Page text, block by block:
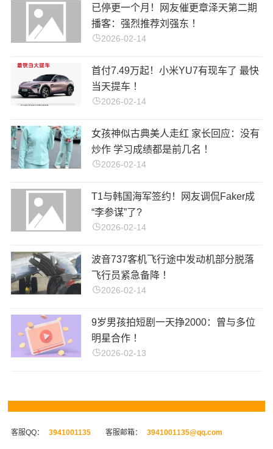
已停更一个月！网友催更章泽天第二期
播客：强烈推荐刘强东 ！
2026-02-14
首付7.49万起！小米YU7有现车了 最快
当天提车 ！
2026-02-14
女孩神似古典美人走红 家长回应：没有
炒作 学习成绩都是前几名 ！
2026-02-14
T1与韩国海军签约！网友调侃Faker成
“李参谋”了?
2026-02-14
波音737客机飞行途中发动机部分脱落
飞行员紧急备降 ！
2026-02-14
9岁男孩拍短剧一天挣2000：曾与多位
明星合作 ！
2026-02-13
客服QQ： 3941001135 客服邮箱： 3941001135@qq.com